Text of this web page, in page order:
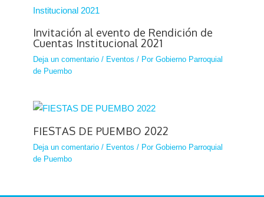
Invitación al evento de Rendición de
Cuentas Institucional 2021
Deja un comentario / Eventos / PorGobierno Parroquial
de Puembo
FIESTAS DE PUEMBO 2022
Deja un comentario / Eventos / PorGobierno Parroquial
de Puembo